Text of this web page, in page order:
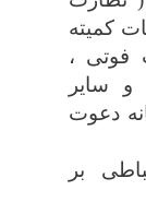
کمیته
فوتی ،
سایر
دعوت
بر